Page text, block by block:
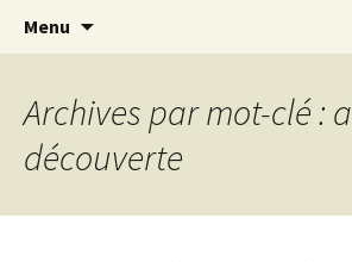
filsetcrayons
Le blog de Sophie A
Menu
Archives par mot-clé :
découverte